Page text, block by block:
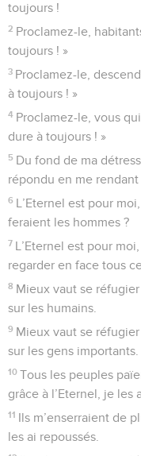
toujours !
2 Proclamez-le,
toujours ! »
3 Proclamez-le,
à toujours ! »
4 Proclamez-le, vous
dure à toujours ! »
5 Du fond de ma
répondu en me rendant
6 L’Eternel est pour
feraient les hommes ?
7 L’Eternel est pour
regarder en face tous
8 Mieux vaut se
sur les humains.
9 Mieux vaut se
sur les gens importants.
10 Tous les peuples
grâce à l’Eternel, je les
11 Ils m’enserraient de
les ai repoussés.